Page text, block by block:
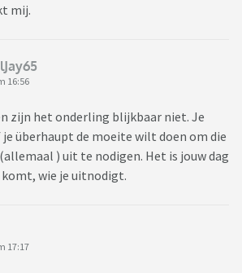
mij.
16:56
zijn het onderling blijkbaar niet. Je
überhaupt de moeite wilt doen om die
) uit te nodigen. Het is jouw dag
komt, wie je uitnodigt.
17:17